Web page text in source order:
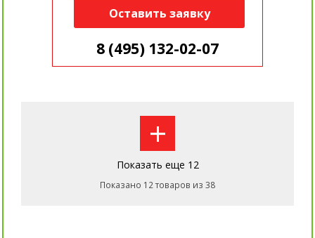
Оставить заявку
8 (495) 132-02-07
+
Показать еще 12
Показано 12 товаров из 38